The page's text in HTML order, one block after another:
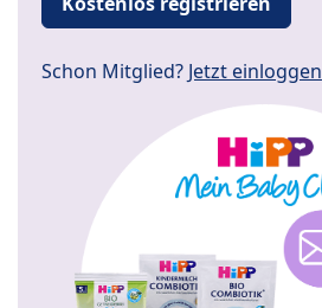
Schon Mitglied? Jetzt einloggen